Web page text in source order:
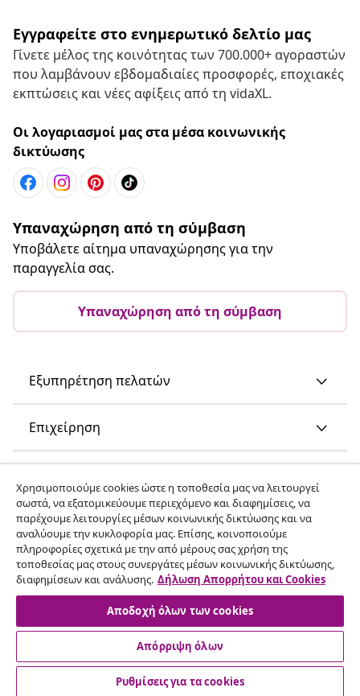
Εγγραφείτε στο ενημερωτικό δελτίο μας
Γίνετε μέλος της κοινότητας των 700.000+ αγοραστών
που λαμβάνουν εβδομαδιαίες προσφορές, εποχιακές
εκπτώσεις και νέες αφίξεις από τη vidaXL.
Οι λογαριασμοί μας στα μέσα κοινωνικής
δικτύωσης
Υπαναχώρηση από τη σύμβαση
Υποβάλετε αίτημα υπαναχώρησης για την
παραγγελία σας.
Υπαναχώρηση από τη σύμβαση
Εξυπηρέτηση πελατών
Επιχείρηση
Ανακαλύψτε περισσότερα
© 2008-2026 vidaXL Ο ιστότοπος www.vidaxl.gr αποτελεί
ιδιοκτησία της vidaXL Marketplace International B.V.
Χρησιμοποιούμε cookies ώστε η τοποθεσία μας να λειτουργεί
σωστά, να εξατομικεύουμε περιεχόμενο και διαφημίσεις, να
παρέχουμε λειτουργίες μέσων κοινωνικής δικτύωσης και να
αναλύουμε την κυκλοφορία μας. Επίσης, κοινοποιούμε
πληροφορίες σχετικά με την από μέρους σας χρήση της
τοποθεσίας μας στους συνεργάτες μέσων κοινωνικής δικτύωσης,
διαφημίσεων και ανάλυσης. Δήλωση Απορρήτου και Cookies
Αποδοχή όλων των cookies
Απόρριψη όλων
Ρυθμίσεις για τα cookies